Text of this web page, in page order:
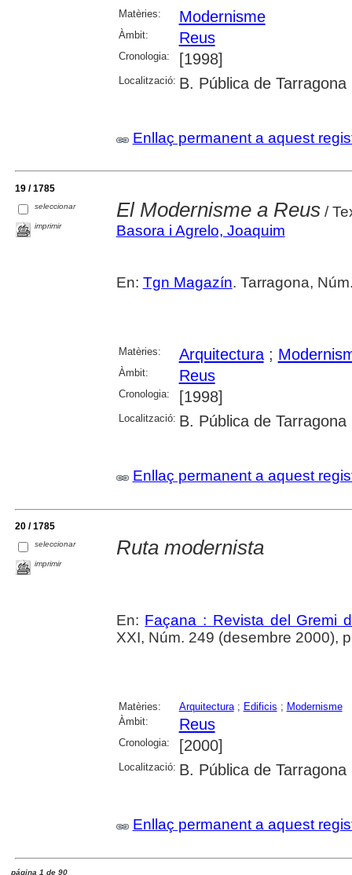
Matèries: Modernisme
Àmbit: Reus
Cronologia: [1998]
Localització: B. Pública de Tarragona
Enllaç permanent a aquest
19 / 1785
seleccionar
imprimir
El Modernisme a Reus/
Basora i Agrelo, Joaquim
En: Tgn Magazín. Tarragona,
Matèries: Arquitectura;
Àmbit: Reus
Cronologia: [1998]
Localització: B. Pública de Tarragona
Enllaç permanent a aquest
20 / 1785
seleccionar
imprimir
Ruta modernista
En: Façana : Revista del Gremi
XXI, Núm. 249 (desembre 2000),
Matèries: Arquitectura; Edificis ; Modernisme
Àmbit:
Reus
Cronologia: [2000]
Localització: B. Pública de Tarragona
Enllaç permanent a aquest
página 1 de 90